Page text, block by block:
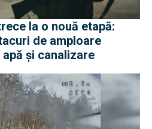
la o nouă etapă:
de amploare
și canalizare